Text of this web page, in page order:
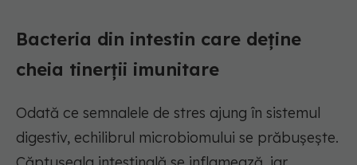
Bacteria din intestin care deține
cheia tinerții imunitare
Odată ce semnalele de stres ajung în sistemul
digestiv, echilibrul microbiomului se prăbușește.